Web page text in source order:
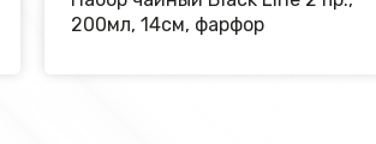
200мл, 14см, фарфор